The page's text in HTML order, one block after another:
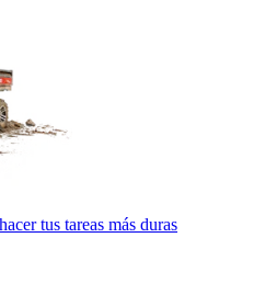
tus tareas más duras